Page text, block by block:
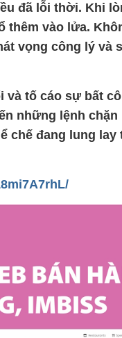
đã lỗi thời. Khi
thêm vào lửa.
vọng công lý và
tố cáo sự bất
những lệnh chặn
chế đang lung